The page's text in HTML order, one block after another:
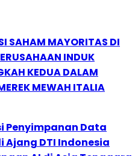
SAHAM MAYORITAS DI
INDUK
KEDUA DALAM
MEWAH ITALIA
Penyimpanan Data
Ajang DTI Indonesia